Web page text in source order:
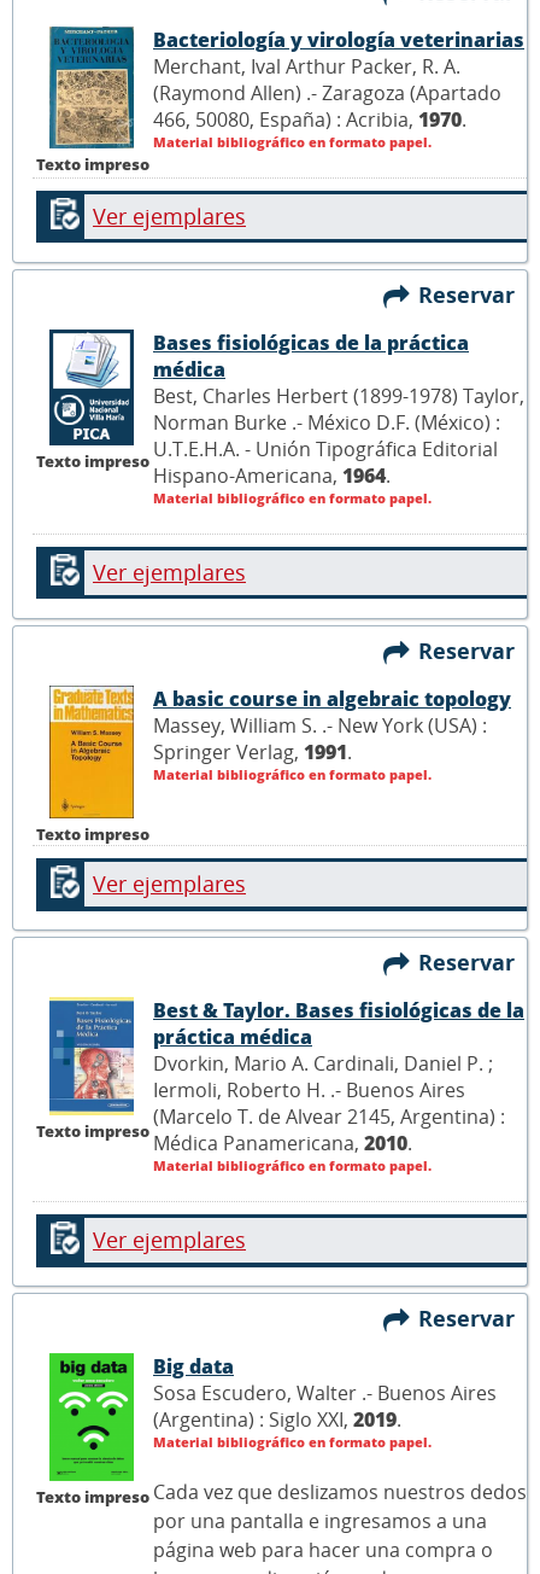
Texto impreso
Bacteriología y virología veterinarias
Merchant, Ival Arthur Packer, R. A.
(Raymond Allen) .- Zaragoza (Apartado
466, 50080, España) : Acribia, 1970.
Material bibliográfico en formato papel.
Ver ejemplares
Reservar
Texto impreso
Bases fisiológicas de la práctica
médica
Best, Charles Herbert (1899-1978) Taylor,
Norman Burke .- México D.F. (México) :
U.T.E.H.A. - Unión Tipográfica Editorial
Hispano-Americana, 1964.
Material bibliográfico en formato papel.
Ver ejemplares
Reservar
Texto impreso
A basic course in algebraic topology
Massey, William S. .- New York (USA) :
Springer Verlag, 1991.
Material bibliográfico en formato papel.
Ver ejemplares
Reservar
Texto impreso
Best & Taylor. Bases fisiológicas de la
práctica médica
Dvorkin, Mario A. Cardinali, Daniel P. ;
Iermoli, Roberto H. .- Buenos Aires
(Marcelo T. de Alvear 2145, Argentina) :
Médica Panamericana, 2010.
Material bibliográfico en formato papel.
Ver ejemplares
Reservar
Texto impreso
Big data
Sosa Escudero, Walter .- Buenos Aires
(Argentina) : Siglo XXI, 2019.
Material bibliográfico en formato papel.
Cada vez que deslizamos nuestros dedos
por una pantalla e ingresamos a una
página web para hacer una compra o